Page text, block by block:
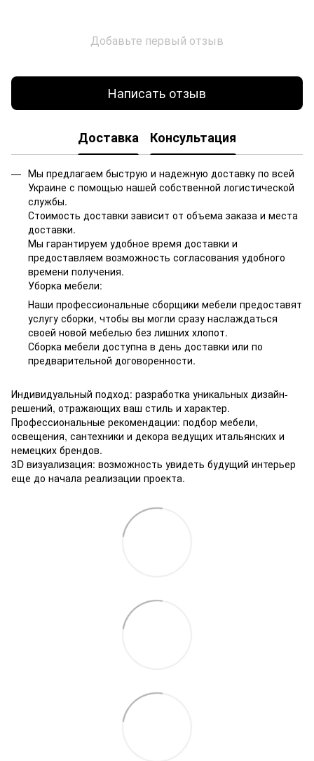
Добавьте первый отзыв
Написать отзыв
Доставка Консультация
Мы предлагаем быструю и надежную доставку по всей
Украине с помощью нашей собственной логистической
службы.
Стоимость доставки зависит от объема заказа и места
доставки.
Мы гарантируем удобное время доставки и
предоставляем возможность согласования удобного
времени получения.
Уборка мебели:
Наши профессиональные сборщики мебели предоставят
услугу сборки, чтобы вы могли сразу наслаждаться
своей новой мебелью без лишних хлопот.
Сборка мебели доступна в день доставки или по
предварительной договоренности.
Индивидуальный подход: разработка уникальных дизайн-
решений, отражающих ваш стиль и характер.
Профессиональные рекомендации: подбор мебели,
освещения, сантехники и декора ведущих итальянских и
немецких брендов.
3D визуализация: возможность увидеть будущий интерьер
еще до начала реализации проекта.